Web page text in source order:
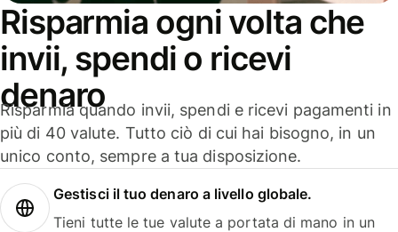
Risparmia ogni volta che
invii, spendi o ricevi
denaro
Risparmia quando invii, spendi e ricevi pagamenti in
più di 40 valute. Tutto ciò di cui hai bisogno, in un
unico conto, sempre a tua disposizione.
Gestisci il tuo denaro a livello globale.
Tieni tutte le tue valute a portata di mano in un